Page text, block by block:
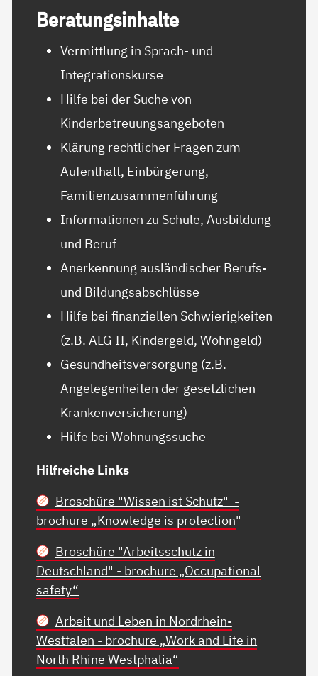
Be­ra­tungs­in­hal­te
Vermittlung in Sprach- und
Integrationskurse
Hilfe bei der Suche von
Kinderbetreuungsangeboten
Klärung rechtlicher Fragen zum
Aufenthalt, Einbürgerung,
Familienzusammenführung
Informationen zu Schule, Ausbildung
und Beruf
Anerkennung ausländischer Berufs-
und Bildungsabschlüsse
Hilfe bei finanziellen Schwierigkeiten
(z.B. ALG II, Kindergeld, Wohngeld)
Gesundheitsversorgung (z.B.
Angelegenheiten der gesetzlichen
Krankenversicherung)
Hilfe bei Wohnungssuche
Hilfreiche Links
Broschüre "Wissen ist Schutz" -
brochure „Knowledge is protection"
Broschüre "Arbeitsschutz in
Deutschland" - brochure „Occupational
safety“
Arbeit und Leben in Nordrhein-
Westfalen - brochure „Work and Life in
North Rhine Westphalia“